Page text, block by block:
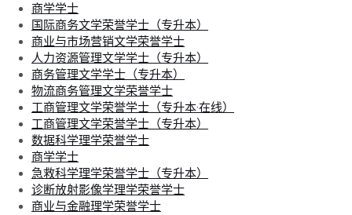
商学学士
国际商务文学荣誉学士（专升本）
商业与市场营销文学荣誉学士
人力资源管理文学学士（专升本）
商务管理文学学士（专升本）
物流商务管理文学荣誉学士
工商管理文学荣誉学士（专升本·在线）
工商管理文学荣誉学士（专升本）
数据科学理学荣誉学士
商学学士
急救科学理学荣誉学士（专升本）
诊断放射影像学理学荣誉学士
商业与金融理学荣誉学士